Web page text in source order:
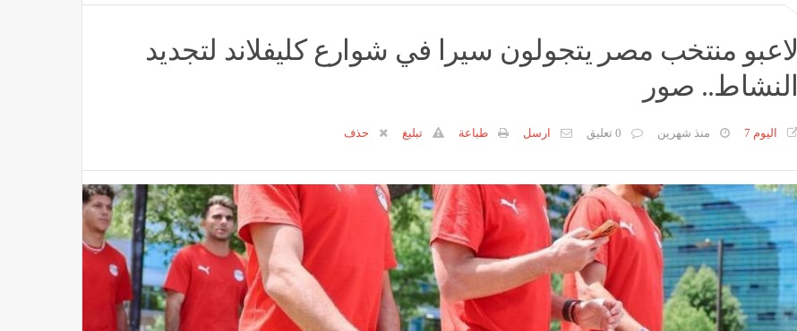
لاعبو منتخب مصر يتجولون سيرا في شوارع كليفلاند لتجديد
النشاط.. صور
اليوم 7 منذ شهرين 0 تعليق ارسل طباعة تبليغ حذف